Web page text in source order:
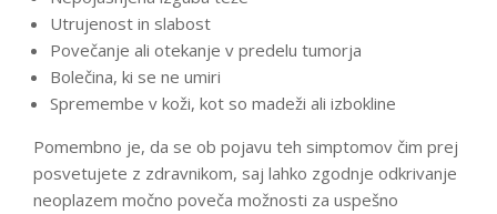
Utrujenost in slabost
Povečanje ali otekanje v predelu tumorja
Bolečina, ki se ne umiri
Spremembe v koži, kot so madeži ali izbokline
Pomembno je, da se ob pojavu teh simptomov čim prej
posvetujete z zdravnikom, saj lahko zgodnje odkrivanje
neoplazem močno poveča možnosti za uspešno